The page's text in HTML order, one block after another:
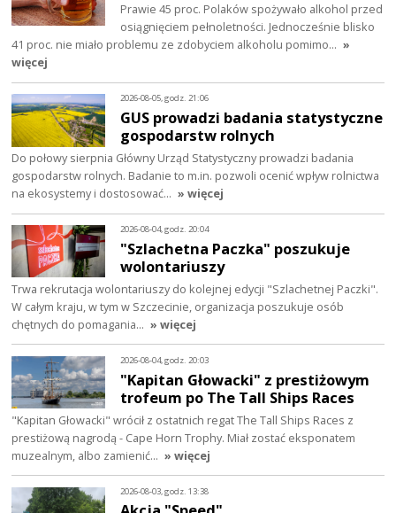
Prawie 45 proc. Polaków spożywało alkohol przed
osiągnięciem pełnoletności. Jednocześnie blisko
41 proc. nie miało problemu ze zdobyciem alkoholu pomimo… »
więcej
2026-08-05, godz. 21:06
GUS prowadzi badania statystyczne
gospodarstw rolnych
Do połowy sierpnia Główny Urząd Statystyczny prowadzi badania
gospodarstw rolnych. Badanie to m.in. pozwoli ocenić wpływ rolnictwa
na ekosystemy i dostosować… » więcej
2026-08-04, godz. 20:04
"Szlachetna Paczka" poszukuje
wolontariuszy
Trwa rekrutacja wolontariuszy do kolejnej edycji "Szlachetnej Paczki".
W całym kraju, w tym w Szczecinie, organizacja poszukuje osób
chętnych do pomagania… » więcej
2026-08-04, godz. 20:03
"Kapitan Głowacki" z prestiżowym
trofeum po The Tall Ships Races
"Kapitan Głowacki" wrócił z ostatnich regat The Tall Ships Races z
prestiżową nagrodą - Cape Horn Trophy. Miał zostać eksponatem
muzealnym, albo zamienić… » więcej
2026-08-03, godz. 13:38